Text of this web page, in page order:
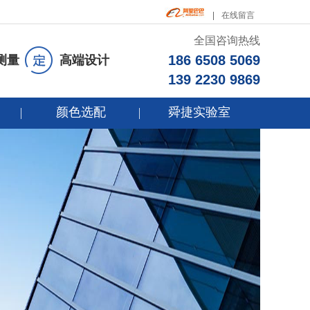
在线留言
量 高端设计
全国咨询热线
186 6508 5069
139 2230 9869
颜色选配 舜捷实验室